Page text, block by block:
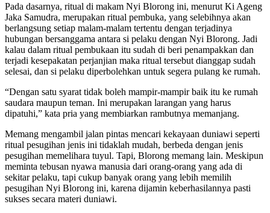
Pada dasarnya, ritual di makam Nyi Blorong ini, menurut Ki Ageng
Jaka Samudra, merupakan ritual pembuka, yang selebihnya akan
berlangsung setiap malam-malam tertentu dengan terjadinya
hubungan bersanggama antara si pelaku dengan Nyi Blorong. Jadi
kalau dalam ritual pembukaan itu sudah di beri penampakkan dan
terjadi kesepakatan perjanjian maka ritual tersebut dianggap sudah
selesai, dan si pelaku diperbolehkan untuk segera pulang ke rumah.
“Dengan satu syarat tidak boleh mampir-mampir baik itu ke rumah
saudara maupun teman. Ini merupakan larangan yang harus
dipatuhi,” kata pria yang membiarkan rambutnya memanjang.
Memang mengambil jalan pintas mencari kekayaan duniawi seperti
ritual pesugihan jenis ini tidaklah mudah, berbeda dengan jenis
pesugihan memelihara tuyul. Tapi, Blorong memang lain. Meskipun
meminta tebusan nyawa manusia dari orang-orang yang ada di
sekitar pelaku, tapi cukup banyak orang yang lebih memilih
pesugihan Nyi Blorong ini, karena dijamin keberhasilannya pasti
sukses secara materi duniawi.